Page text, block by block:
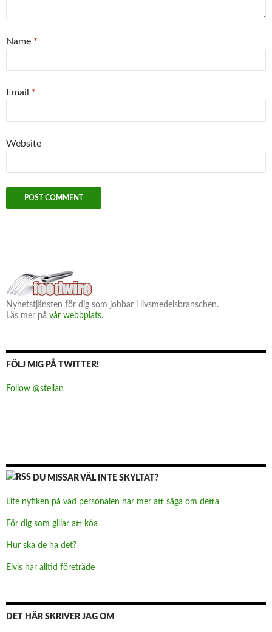
Name *
Email *
Website
Nyhetstjänsten för dig som jobbar i livsmedelsbranschen.
Läs mer på vår webbplats.
FÖLJ MIG PÅ TWITTER!
Follow @stellan
DU MISSAR VÄL INTE SKYLTAT?
Lite nyfiken på vad personalen har mer att säga om detta
För dig som gillar att köa
Hur ska de ha det?
Elvis har alltid företräde
DET HÄR SKRIVER JAG OM